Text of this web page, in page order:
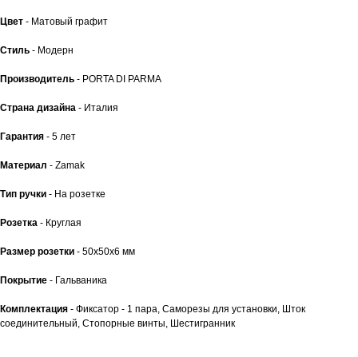
Цвет - Матовый графит
Стиль - Модерн
Производитель - PORTA DI PARMA
Страна дизайна - Италия
Гарантия - 5 лет
Материал - Zamak
Тип ручки - На розетке
Розетка - Круглая
Размер розетки - 50x50x6 мм
Покрытие - Гальваника
Комплектация - Фиксатор - 1 пара, Саморезы для установки, Шток
соединительный, Стопорные винты, Шестигранник